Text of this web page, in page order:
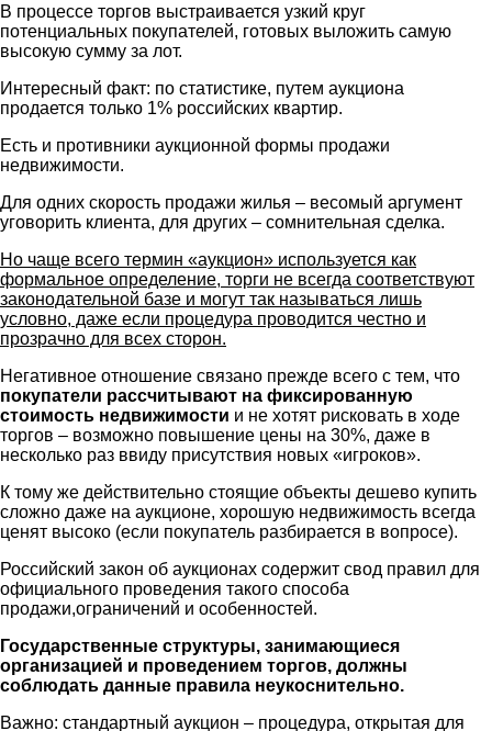
В процессе торгов выстраивается узкий круг
потенциальных покупателей, готовых выложить самую
высокую сумму за лот.
Интересный факт: по статистике, путем аукциона
продается только 1% российских квартир.
Есть и противники аукционной формы продажи
недвижимости.
Для одних скорость продажи жилья – весомый аргумент
уговорить клиента, для других – сомнительная сделка.
Но чаще всего термин «аукцион» используется как
формальное определение, торги не всегда соответствуют
законодательной базе и могут так называться лишь
условно, даже если процедура проводится честно и
прозрачно для всех сторон.
Негативное отношение связано прежде всего с тем, что
покупатели рассчитывают на фиксированную
стоимость недвижимости и не хотят рисковать в ходе
торгов – возможно повышение цены на 30%, даже в
несколько раз ввиду присутствия новых «игроков».
К тому же действительно стоящие объекты дешево купить
сложно даже на аукционе, хорошую недвижимость всегда
ценят высоко (если покупатель разбирается в вопросе).
Российский закон об аукционах содержит свод правил для
официального проведения такого способа
продажи,ограничений и особенностей.
Государственные структуры, занимающиеся
организацией и проведением торгов, должны
соблюдать данные правила неукоснительно.
Важно: стандартный аукцион – процедура, открытая для